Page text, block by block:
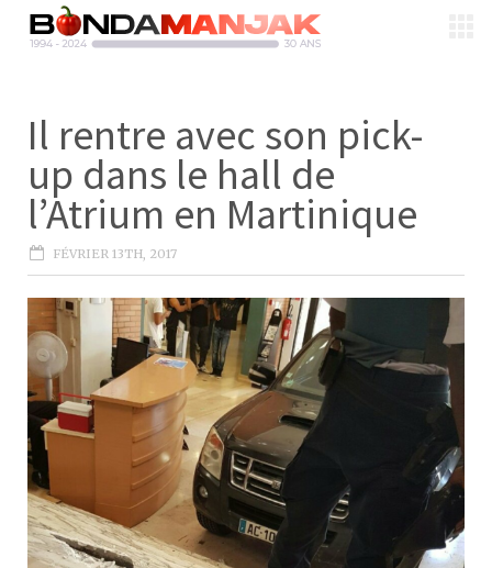
Il rentre avec son pick-
up dans le hall de
l’Atrium en Martinique
FÉVRIER 13TH, 2017